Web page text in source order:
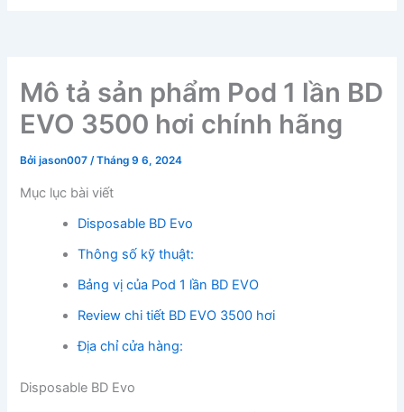
Mô tả sản phẩm Pod 1 lần BD
EVO 3500 hơi chính hãng
Bởijason007/Tháng 9 6, 2024
Mục lục bài viết
Disposable BD Evo
Thông số kỹ thuật:
Bảng vị của Pod 1 lần BD EVO
Review chi tiết BD EVO 3500 hơi
Địa chỉ cửa hàng:
Disposable BD Evo